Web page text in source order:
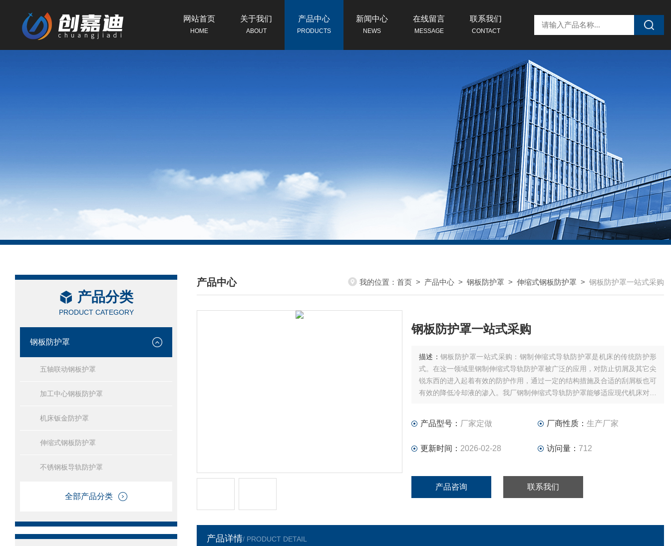
网站首页
HOME
关于我们
ABOUT
产品中心
PRODUCTS
新闻中心
NEWS
在线留言
MESSAGE
联系我们
CONTACT
产品分类
PRODUCT CATEGORY
钢板防护罩
五轴联动钢板护罩
加工中心钢板防护罩
机床钣金防护罩
伸缩式钢板防护罩
不锈钢板导轨防护罩
全部产品分类
产品中心
/ PRODUCTS CENTER
我的位置： 首页 > 产品中心 > 钢板防护罩 > 伸缩式钢板防护罩 > 钢板防护罩一站式采购
钢板防护罩一站式采购
描述： 钢板防护罩一站式采购：钢制伸缩式导轨防护罩是机床的传统防护形
式。在这一领域里钢制伸缩式导轨防护罩被广泛的应用，对防止切屑及其它尖
锐东西的进入起着有效的防护作用，通过一定的结构措施及合适的刮屑板也可
有效的降低冷却液的渗入。我厂钢制伸缩式导轨防护罩能够适应现代机床对高
产品型号： 厂家定做 厂商性质： 生产厂家
更新时间： 2026-02-28 访问量： 712
产品咨询 联系我们
产品详情/ PRODUCT DETAIL